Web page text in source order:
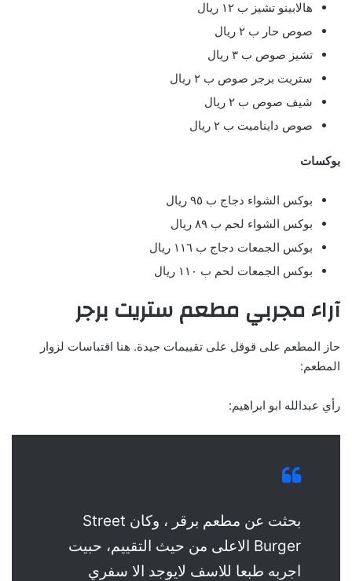
هالابينو تشيز ب ١٢ ريال
صوص حار ب ٢ ريال
تشيز صوص ب ٣ ريال
ستريت برجر صوص ب ٢ ريال
شيف صوص ب ٢ ريال
صوص دايناميت ب ٢ ريال
بوكسات
بوكس الشواء دجاج ب ٩٥ ريال
بوكس الشواء لحم ب ٨٩ ريال
بوكس الجمعات دجاج ب ١١٦ ريال
بوكس الجمعات لحم ب ١١٠ ريال
آراء مجربي مطعم ستريت برجر
حاز المطعم على قوقل على تقييمات جيدة. هنا اقتباسات لزوار
المطعم:
رأي عبدالله ابو ابراهيم:
بحثت عن مطعم برقر ، وكان Street
Burger الاعلى من حيث التقييم، حبيت
اجربه طبعا للاسف لايوجد الا سفري